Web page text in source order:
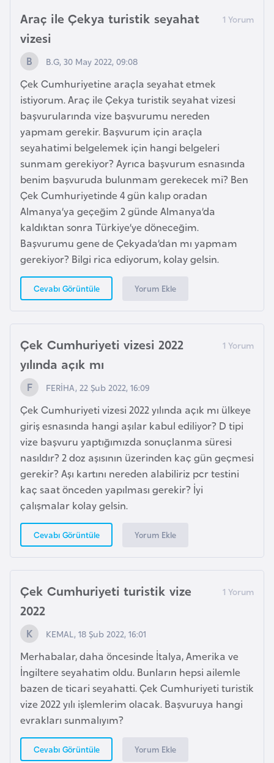
Araç ile Çekya turistik seyahat
vizesi
B.G, 30 May 2022, 09:08
Çek Cumhuriyetine araçla seyahat etmek
istiyorum. Araç ile Çekya turistik seyahat vizesi
başvurularında vize başvurumu nereden
yapmam gerekir. Başvurum için araçla
seyahatimi belgelemek için hangi belgeleri
sunmam gerekiyor? Ayrıca başvurum esnasında
benim başvuruda bulunmam gerekecek mi? Ben
Çek Cumhuriyetinde 4 gün kalıp oradan
Almanya’ya geçeğim 2 günde Almanya’da
kaldıktan sonra Türkiye’ye döneceğim.
Başvurumu gene de Çekyada’dan mı yapmam
gerekiyor? Bilgi rica ediyorum, kolay gelsin.
Cevabı Görüntüle Yorum Ekle
Çek Cumhuriyeti vizesi 2022
yılında açık mı
FERİHA, 22 Şub 2022, 16:09
Çek Cumhuriyeti vizesi 2022 yılında açık mı ülkeye
giriş esnasında hangi aşılar kabul ediliyor? D tipi
vize başvuru yaptığımızda sonuçlanma süresi
nasıldır? 2 doz aşısının üzerinden kaç gün geçmesi
gerekir? Aşı kartını nereden alabiliriz pcr testini
kaç saat önceden yapılması gerekir? İyi
çalışmalar kolay gelsin.
Cevabı Görüntüle Yorum Ekle
Çek Cumhuriyeti turistik vize
2022
KEMAL, 18 Şub 2022, 16:01
Merhabalar, daha öncesinde İtalya, Amerika ve
İngiltere seyahatim oldu. Bunların hepsi ailemle
bazen de ticari seyahatti. Çek Cumhuriyeti turistik
vize 2022 yılı işlemlerim olacak. Başvuruya hangi
evrakları sunmalıyım?
Cevabı Görüntüle Yorum Ekle
t
H
ı
r
v
a
t
i
s
t
a
n
H
o
l
l
a
n
d
a
İ
n
g
i
l
t
e
e
I
r
a
k
İ
r
l
a
n
d